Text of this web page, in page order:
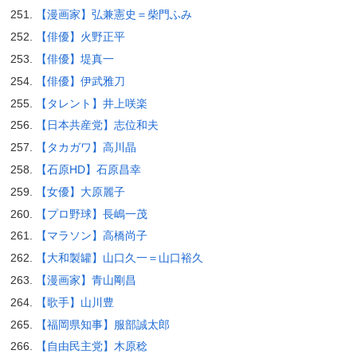
【漫画家】弘兼憲史＝柴門ふみ
【俳優】火野正平
【俳優】堤真一
【俳優】伊武雅刀
【タレント】井上咲楽
【日本共産党】志位和夫
【タカガワ】高川晶
【石原HD】石原昌幸
【女優】大原麗子
【プロ野球】長嶋一茂
【マラソン】高橋尚子
【大和製罐】山口久一＝山口裕久
【漫画家】青山剛昌
【歌手】山川豊
【福岡県知事】服部誠太郎
【自由民主党】木原稔